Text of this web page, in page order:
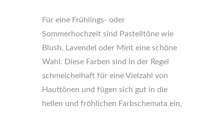
Für eine Frühlings- oder
Sommerhochzeit sind Pastelltöne wie
Blush, Lavendel oder Mint eine schöne
Wahl. Diese Farben sind in der Regel
schmeichelhaft für eine Vielzahl von
Hauttönen und fügen sich gut in die
hellen und fröhlichen Farbschemata ein,